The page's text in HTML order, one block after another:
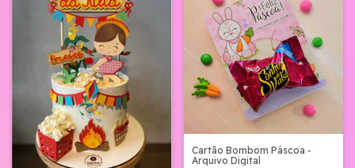
Cartão Bombom Páscoa -
Arquivo Digital